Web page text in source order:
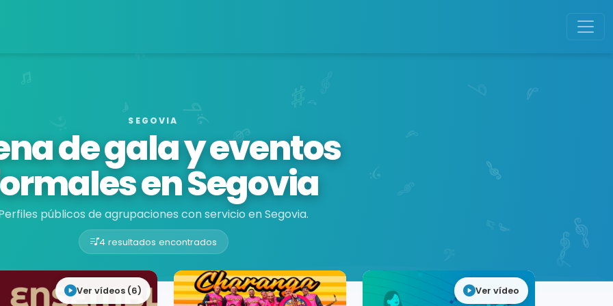
SEGOVIA
de gala y eventos
en Segovia
públicos de agrupaciones con servicio en Segovia.
4 resultados encontrados
Ver vídeos (6) Ver vídeo